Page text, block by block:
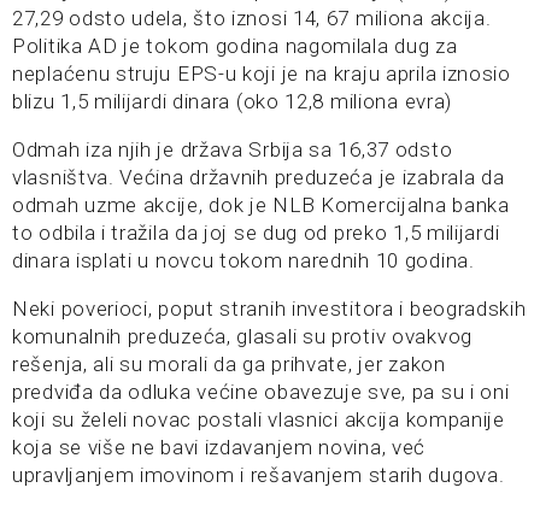
27,29 odsto udela, što iznosi 14, 67 miliona akcija.
Politika AD je tokom godina nagomilala dug za
neplaćenu struju EPS-u koji je na kraju aprila iznosio
blizu 1,5 milijardi dinara (oko 12,8 miliona evra)
Odmah iza njih je država Srbija sa 16,37 odsto
vlasništva. Većina državnih preduzeća je izabrala da
odmah uzme akcije, dok je NLB Komercijalna banka
to odbila i tražila da joj se dug od preko 1,5 milijardi
dinara isplati u novcu tokom narednih 10 godina.
Neki poverioci, poput stranih investitora i beogradskih
komunalnih preduzeća, glasali su protiv ovakvog
rešenja, ali su morali da ga prihvate, jer zakon
predviđa da odluka većine obavezuje sve, pa su i oni
koji su želeli novac postali vlasnici akcija kompanije
koja se više ne bavi izdavanjem novina, već
upravljanjem imovinom i rešavanjem starih dugova.